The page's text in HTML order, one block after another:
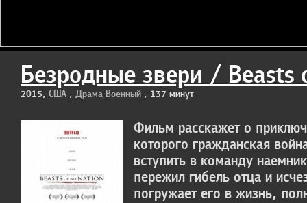
Безродные звери / Beasts
2015, США , Драма Военный , 137 минут
Фильм расскажет о
которого гражданская
вступить в команду
пережил гибель отца и
погружает его в жизнь,